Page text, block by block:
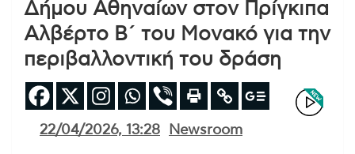
Δήμου Αθηναίων στον Πρίγκιπα
Αλβέρτο Β΄ του Μονακό για την
περιβαλλοντική του δράση
22/04/2026, 13:28 Newsroom